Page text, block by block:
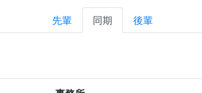
先輩 同期 後輩